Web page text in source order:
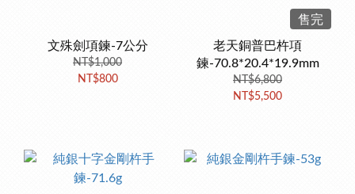
文殊劍項鍊-7公分
NT$1,000
NT$800
售完
老天銅普巴杵項
鍊-70.8*20.4*19.9mm
NT$6,800
NT$5,500